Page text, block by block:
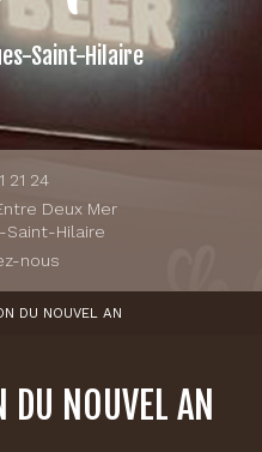
Saint-Hilaire
21 24
Deux Mer
Saint-Hilaire
nous
DU NOUVEL AN
DU NOUVEL AN